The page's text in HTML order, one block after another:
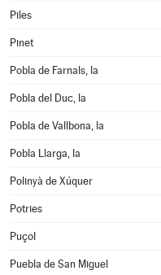
Piles
Pinet
Pobla de Farnals, la
Pobla del Duc, la
Pobla de Vallbona, la
Pobla Llarga, la
Polinyà de Xúquer
Potries
Puçol
Puebla de San Miguel